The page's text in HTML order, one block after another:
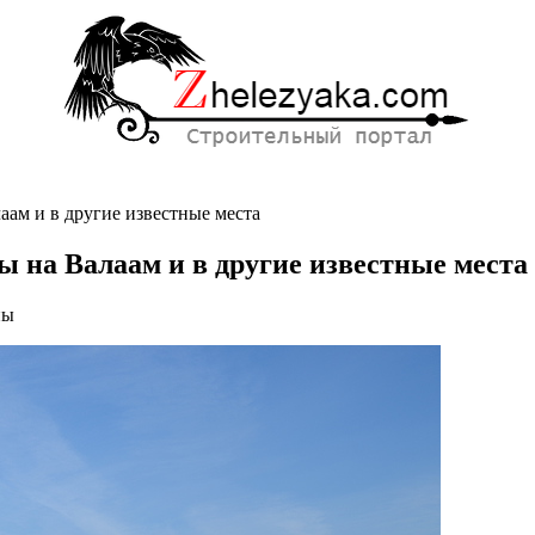
и в другие известные места
Валаам и в другие известные места